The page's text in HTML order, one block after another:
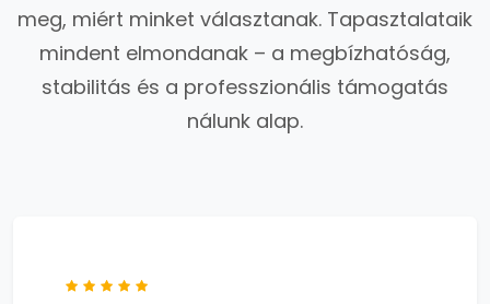
meg, miért minket választanak. Tapasztalataik
mindent elmondanak – a megbízhatóság,
stabilitás és a professzionális támogatás
nálunk alap.